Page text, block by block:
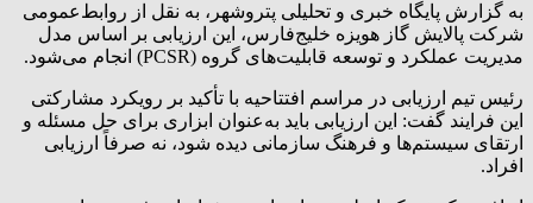
به گزارش پایگاه خبری و تحلیلی پتروشهر، به نقل از روابط‌عمومی
شرکت پالایش گاز هویزه خلیج‌فارس، این ارزیابی بر اساس مدل
مدیریت عملکرد و توسعه قابلیت‌های گروه (PCSR) انجام می‌شود.
رئیس تیم ارزیابی در مراسم افتتاحیه با تأکید بر رویکرد مشارکتی
این فرایند گفت: این ارزیابی باید به‌عنوان ابزاری برای حل مسئله و
ارتقای سیستم‌ها و فرهنگ سازمانی دیده شود، نه صرفاً ارزیابی
افراد.